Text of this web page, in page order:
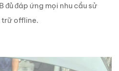
đủ đáp ứng mọi nhu cầu sử
trữ offline.